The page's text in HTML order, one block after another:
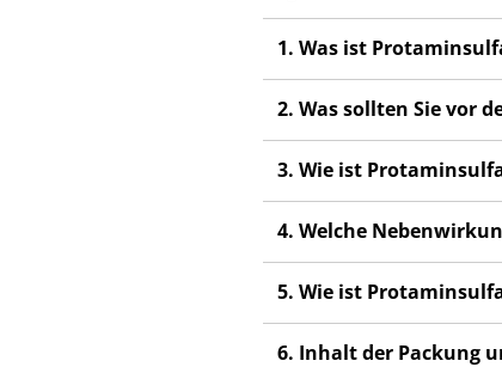
Ihren Apotheker.
1. Was ist
2. Was sollten Sie vor
3. Wie ist
4. Welche
5. Wie ist
6. Inhalt der Packung